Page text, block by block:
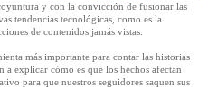
y con la convicción de fusionar las
tendencias tecnológicas, como es la
de contenidos jamás vistas.
más importante para contar las historias
explicar cómo es que los hechos afectan
para que nuestros seguidores saquen sus